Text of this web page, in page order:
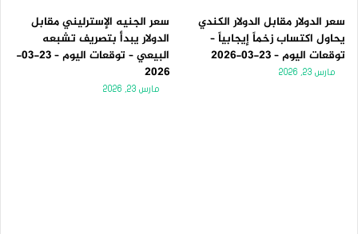
سعر الدولار مقابل الدولار الكندي
يحاول اكتساب زخماً إيجابياً –
توقعات اليوم – 23-03-2026
مارس 23, 2026
سعر الجنيه الإسترليني مقابل
الدولار يبدأ بتصريف تشبعه
البيعي – توقعات اليوم – 23-03-
2026
مارس 23, 2026